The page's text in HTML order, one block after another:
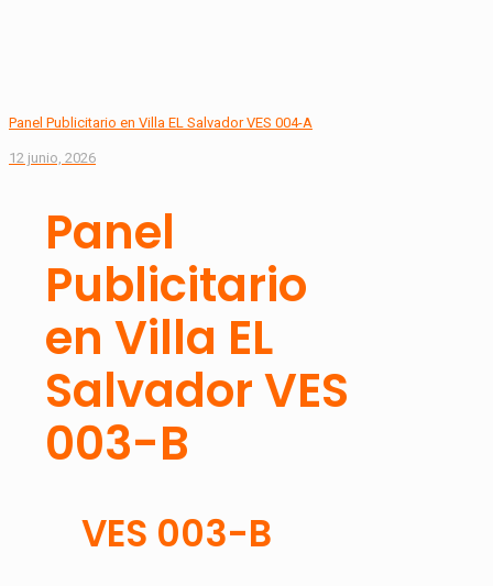
Panel Publicitario en Villa EL Salvador VES 004-A
12 junio, 2026
Panel
Publicitario
en Villa EL
Salvador VES
003-B
VES 003-B